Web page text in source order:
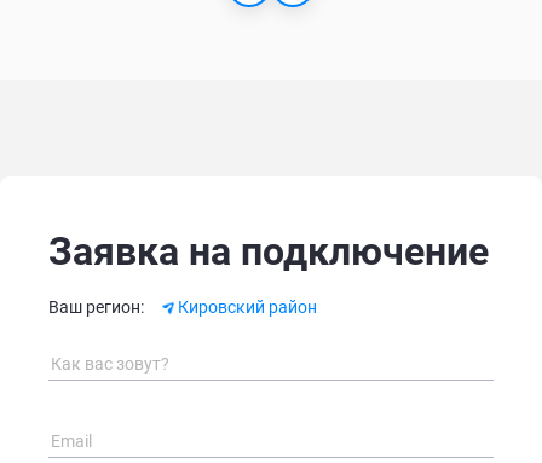
Заявка на подключение
Ваш регион: Кировский район
Alternative: